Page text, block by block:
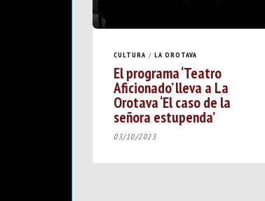
CULTURA / LA OROTAVA
El programa ‘Teatro
Aficionado’ lleva a La
Orotava ‘El caso de la
señora estupenda’
03/10/2023